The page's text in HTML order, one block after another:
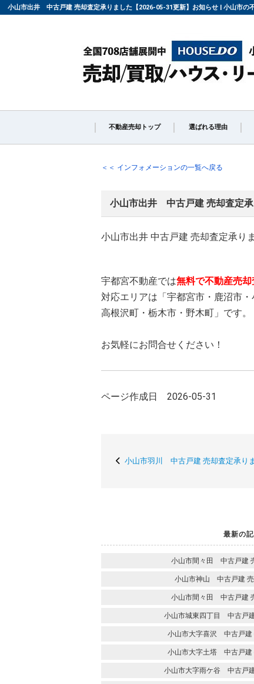
小山市出井 中古戸建 売却査定承りました【2026-05-31更新】お知らせ | 小山市の
不動産売却トップ 選ばれる理由
不動産の売却の流れ
よくある質問
＜＜ インフォメーションの一覧へ戻る
小山市出井 中古戸建 売却査定
小山市出井 中古戸建 売却査定承り
宇都宮不動産では無料で不動産売却
対応エリアは「宇都宮市・鹿沼市
高根沢町・栃木市・野木町」です。
お気軽にお問合せください！
ページ作成日 2026-05-31
小山市羽川 中古戸建 売却査定承り
最新の
小山市間々田 中古戸建
小山市神山 中古戸建
小山市間々田 中古戸建
小山市城東四丁目 中古戸
小山市大字喜沢 中古戸建
小山市大字土塔 中古戸建
小山市大字雨ケ谷 中古戸